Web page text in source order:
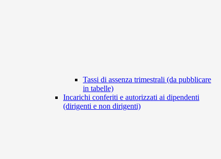
Tassi di assenza trimestrali (da pubblicare
in tabelle)
Incarichi conferiti e autorizzati ai dipendenti
(dirigenti e non dirigenti)